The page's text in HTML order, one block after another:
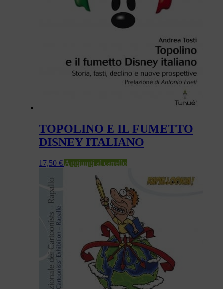
TOPOLINO E IL FUMETTO
DISNEY ITALIANO
17,50 € Aggiungi al carrello